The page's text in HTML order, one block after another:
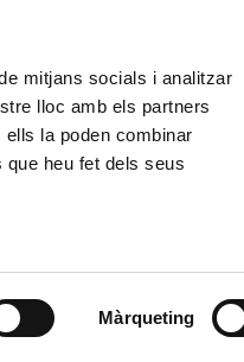
mitjans socials i analitzar
lloc amb els partners
la poden combinar
heu fet dels seus
Màrqueting
registradas